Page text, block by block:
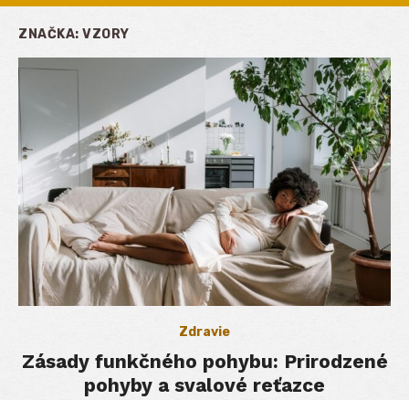
ZNAČKA: VZORY
Zdravie
Zásady funkčného pohybu: Prirodzené
pohyby a svalové reťazce